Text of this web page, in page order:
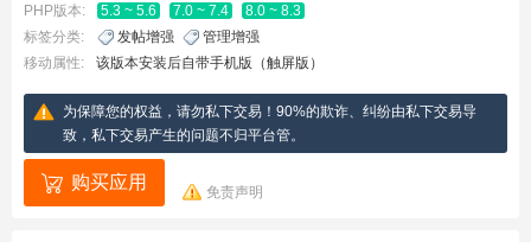
PHP版本:
5.3 ~ 5.6 7.0 ~ 7.4
8.0 ~ 8.3
标签分类:
发帖增强
管理增强
移动属性:
该版本安装后自带手机版（触屏版）
为保障您的权益，请勿私下交易！90%的欺诈、纠纷由私下交易导
致，私下交易产生的问题不归平台管。
购买应用 免责声明